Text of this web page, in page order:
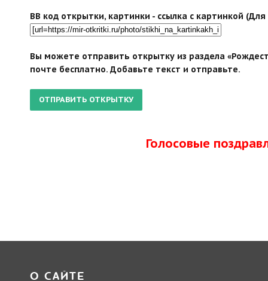
BB код открытки, картинки - ссылка с картинкой
Вы можете отправить открытку из раздела
почте бесплатно. Добавьте текст и отправьте.
Голосовые
О САЙТЕ